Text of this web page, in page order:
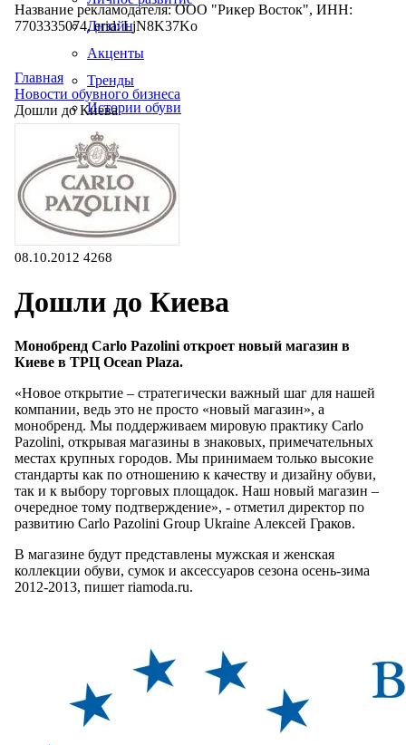
Дизайн
Акценты
Тренды
Истории обуви
Производство
Название рекламодателя: ООО "Рикер Восток", ИНН:
7703335074, erid: LjN8K37Ko
Главная
Новости обувного бизнеса
Дошли до Киева
08.10.2012 4268
Дошли до Киева
Монобренд Carlo Pazolini откроет новый магазин в
Киеве в ТРЦ Ocean Plaza.
«Новое открытие – стратегически важный шаг для нашей
компании, ведь это не просто «новый магазин», а
монобренд. Мы поддерживаем мировую практику Carlo
Pazolini, открывая магазины в знаковых, примечательных
местах крупных городов. Мы принимаем только высокие
стандарты как по отношению к качеству и дизайну обуви,
так и к выбору торговых площадок. Наш новый магазин –
очередное тому подтверждение», - отметил директор по
развитию Carlo Pazolini Group Ukraine Алексей Граков.
В магазине будут представлены мужская и женская
коллекции обуви, сумок и аксессуаров сезона осень-зима
2012-2013, пишет riamoda.ru.